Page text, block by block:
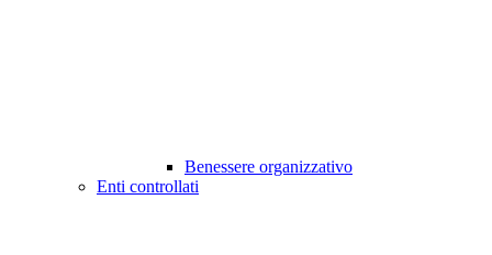
Benessere organizzativo
Enti controllati